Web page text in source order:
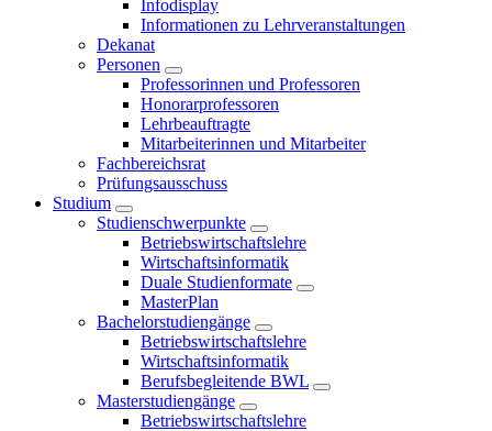
Infodisplay
Informationen zu Lehrveranstaltungen
Dekanat
Personen
Professorinnen und Professoren
Honorarprofessoren
Lehrbeauftragte
Mitarbeiterinnen und Mitarbeiter
Fachbereichsrat
Prüfungsausschuss
Studium
Studienschwerpunkte
Betriebswirtschaftslehre
Wirtschaftsinformatik
Duale Studienformate
MasterPlan
Bachelorstudiengänge
Betriebswirtschaftslehre
Wirtschaftsinformatik
Berufsbegleitende BWL
Masterstudiengänge
Betriebswirtschaftslehre